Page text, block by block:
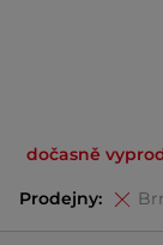
dočasně
Prodejny: